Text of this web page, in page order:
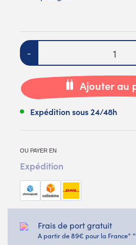
Quantité
-
Ajouter au
Expédition sous 24/48h
OU PAYER EN
Expédition
Frais de port gratuit
A partir de 89€ pour la France*